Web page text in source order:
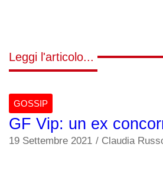
Leggi l'articolo...
GOSSIP
GF Vip: un ex
19 Settembre 2021 / Claudia